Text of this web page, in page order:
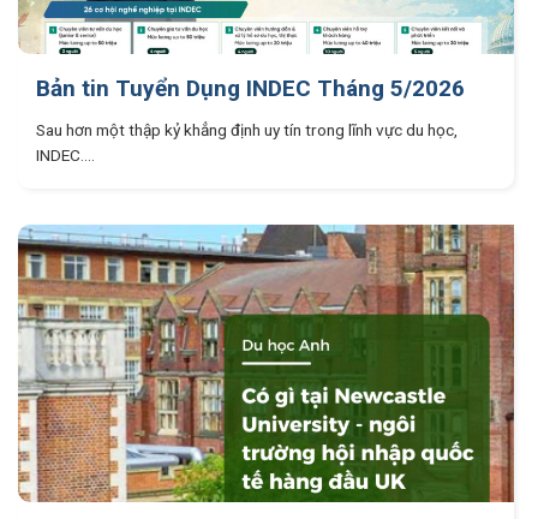
Bản tin Tuyển Dụng INDEC Tháng 5/2026
Sau hơn một thập kỷ khẳng định uy tín trong lĩnh vực du học,
INDEC....